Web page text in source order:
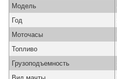
Модель
Год
Моточасы
Топливо
Грузоподъемность